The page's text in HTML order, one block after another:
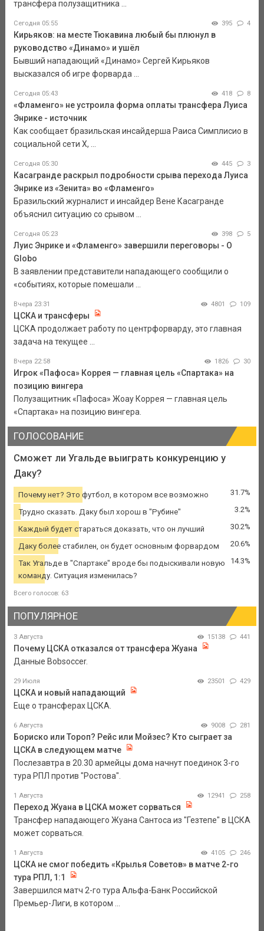
трансфера полузащитника ...
Сегодня 05:55 395 4
Кирьяков: на месте Тюкавина любый бы плюнул в
руководство «Динамо» и ушёл
Бывший нападающий «Динамо» Сергей Кирьяков
высказался об игре форварда ...
Сегодня 05:43 418 8
«Фламенго» не устроила форма оплаты трансфера Луиса
Энрике - источник
Как сообщает бразильская инсайдерша Раиса Симплисио в
социальной сети Х, ...
Сегодня 05:30 445 3
Касагранде раскрыл подробности срыва перехода Луиса
Энрике из «Зенита» во «Фламенго»
Бразильский журналист и инсайдер Вене Касагранде
объяснил ситуацию со срывом ...
Сегодня 05:23 398 5
Луис Энрике и «Фламенго» завершили переговоры - O
Globo
В заявлении представители нападающего сообщили о
«событиях, которые помешали ...
Вчера 23:31 4801 109
ЦСКА и трансферы
ЦСКА продолжает работу по центрфорварду, это главная
задача на текущее ...
Вчера 22:58 1826 30
Игрок «Пафоса» Коррея — главная цель «Спартака» на
позицию вингера
Полузащитник «Пафоса» Жоау Коррея — главная цель
«Спартака» на позицию вингера.
ГОЛОСОВАНИЕ
Сможет ли Угальде выиграть конкуренцию у
Даку?
Почему нет? Это футбол, в котором все возможно 31.7%
Трудно сказать. Даку был хорош в "Рубине" 3.2%
Каждый будет стараться доказать, что он лучший 30.2%
Даку более стабилен, он будет основным форвардом 20.6%
Так Угальде в "Спартаке" вроде бы подыскивали новую
команду. Ситуация изменилась?
14.3%
Всего голосов: 63
ПОПУЛЯРНОЕ
3 Августа 15138 441
Почему ЦСКА отказался от трансфера Жуана
Данные Bobsoccer.
29 Июля 23501 429
ЦСКА и новый нападающий
Еще о трансферах ЦСКА.
6 Августа 9008 281
Бориско или Тороп? Рейс или Мойзес? Кто сыграет за
ЦСКА в следующем матче
Послезавтра в 20.30 армейцы дома начнут поединок 3-го
тура РПЛ против "Ростова".
1 Августа 12941 258
Переход Жуана в ЦСКА может сорваться
Трансфер нападающего Жуана Сантоса из "Гезтепе" в ЦСКА
может сорваться.
1 Августа 4105 246
ЦСКА не смог победить «Крылья Советов» в матче 2-го
тура РПЛ, 1:1
Завершился матч 2-го тура Альфа-Банк Российской
Премьер-Лиги, в котором ...